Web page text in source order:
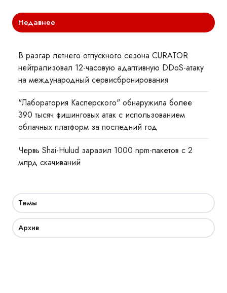
Недавнее
В разгар летнего отпускного сезона CURATOR
нейтрализовал 12-часовую адаптивную DDoS-атаку
на международный сервисбронирования
"Лаборатория Касперского" обнаружила более
390 тысяч фишинговых атак с использованием
облачных платформ за последний год
Червь Shai-Hulud заразил 1000 npm-пакетов с 2
млрд скачиваний
Темы
Архив